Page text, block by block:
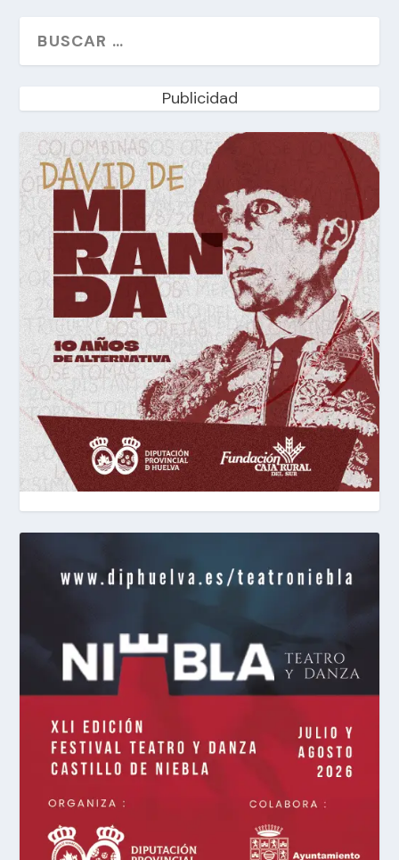
Publicidad